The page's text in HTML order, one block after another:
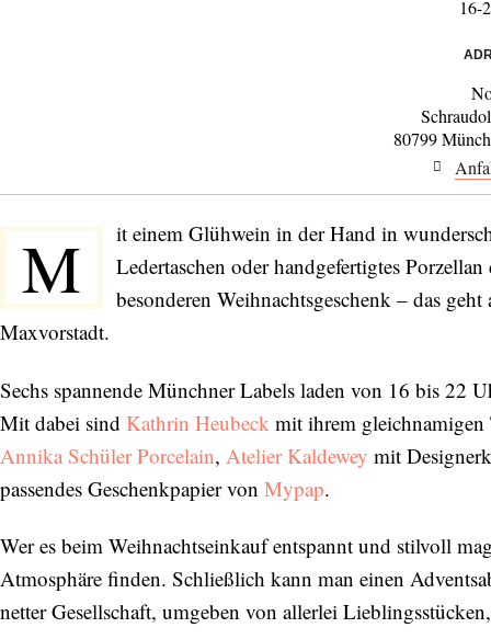
16-
80799
M
it einem Glühwein in der Hand in
Ledertaschen oder handgefertigtes
besonderen Weihnachtsgeschenk – das
Maxvorstadt.
Sechs spannende Münchner Labels laden von 16 bis 22
Mit dabei sind Kathrin Heubeck mit ihrem gleichnamigen
Annika Schüler Porcelain, Atelier Kaldewey mit
passendes Geschenkpapier von Mypap.
Wer es beim Weihnachtseinkauf entspannt und stilvoll
Atmosphäre finden. Schließlich kann man einen
netter Gesellschaft, umgeben von allerlei